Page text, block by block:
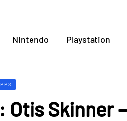
Nintendo Playstation
Otis Skinner –